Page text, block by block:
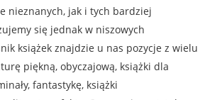
nieznanych, jak i tych bardziej
się jednak w niszowych
książek znajdzie u nas pozycje z wielu
piękną, obyczajową, książki dla
fantastykę, książki